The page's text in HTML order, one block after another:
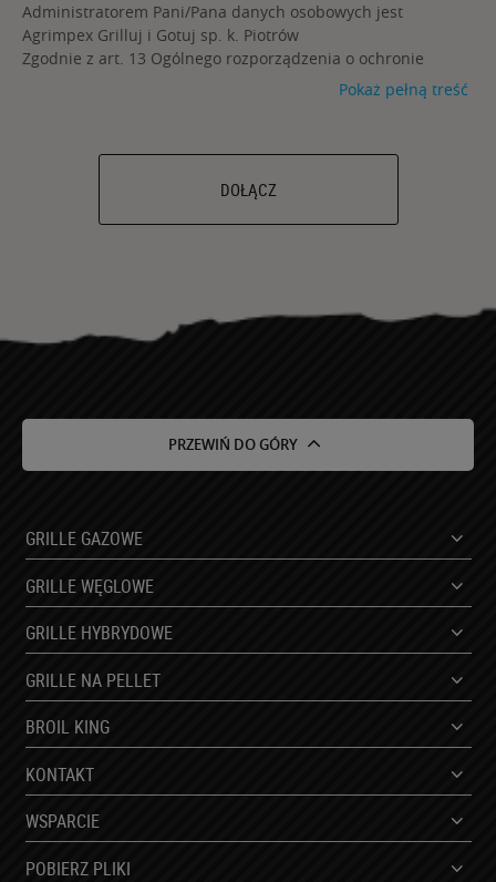
Administratorem Pani/Pana danych osobowych jest
Agrimpex Grilluj i Gotuj sp. k. Piotrów
Zgodnie z art. 13 Ogólnego rozporządzenia o ochronie
danych (Dz. Urz. UE.L 2016 Nr 119, str. 1) informujemy, iż:
Administratorem Pani/Pana danych osobowych jest
37-500 Jarosław, nr tel. 16 623 61 72, adres email:
Pani/Pana dane osobowe przetwarzane będą na
podstawie art. 6 ust.1 a) oraz f) ww. Rozporządzenia, w
sprostowania, usunięcia lub ograniczenia przetwarzania
oraz prawo do wniesienia sprzeciwu wobec przetwarzania
przed jej cofnięciem.
Posiada Pani/Pan prawo wniesienia skargi do organu
momentu wycofania zgody.
brak podania danych osobowych uniemożliwi realizację
Podane dane nie będą podlegały profilowaniu.
Pokaż pełną treść
DOŁĄCZ
PRZEWIŃ DO GÓRY
GRILLE GAZOWE
GRILLE WĘGLOWE
GRILLE HYBRYDOWE
GRILLE NA PELLET
BROIL KING
KONTAKT
WSPARCIE
POBIERZ PLIKI